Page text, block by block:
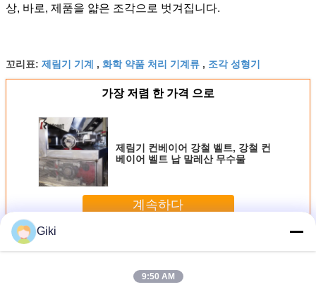
상, 바로, 제품을 얇은 조각으로 벗겨집니다.
꼬리표: 제림기 기계 , 화학 약품 처리 기계류 , 조각 성형기
가장 저렴 한 가격 으로
제림기 컨베이어 강철 벨트, 강철 컨
베이어 벨트 납 말레산 무수물
계속하다
더 많은 것
Giki
9:50 AM